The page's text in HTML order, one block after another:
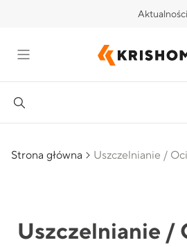
Aktualności
Strona główna Uszczelnianie /
Uszczelnianie /